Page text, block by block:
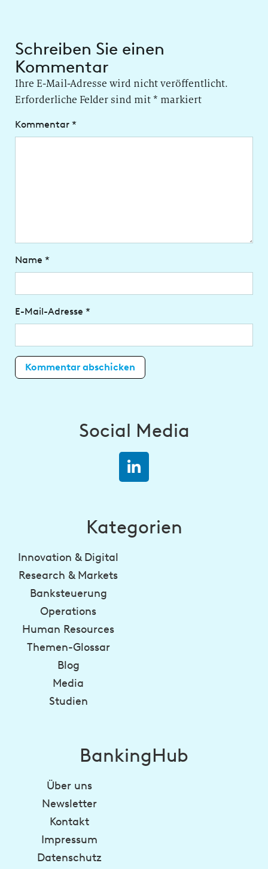
Schreiben Sie einen
Kommentar
Ihre E-Mail-Adresse wird nicht veröffentlicht.
Erforderliche Felder sind mit* markiert
Kommentar *
Name *
E-Mail-Adresse *
Social Media
Kategorien
Innovation & Digital
Research & Markets
Banksteuerung
Operations
Human Resources
Themen-Glossar
Blog
Media
Studien
BankingHub
Über uns
Newsletter
Kontakt
Impressum
Datenschutz